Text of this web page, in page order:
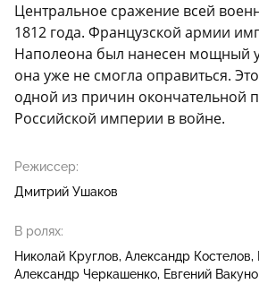
Центральное сражение всей
1812 года. Французской армии
Наполеона был нанесен мощный
она уже не смогла оправиться.
одной из причин окончательной
Российской империи в войне.
Режиссер:
Дмитрий Ушаков
В ролях:
Николай Круглов Александр Костелов
Александр Черкашенко Евгений